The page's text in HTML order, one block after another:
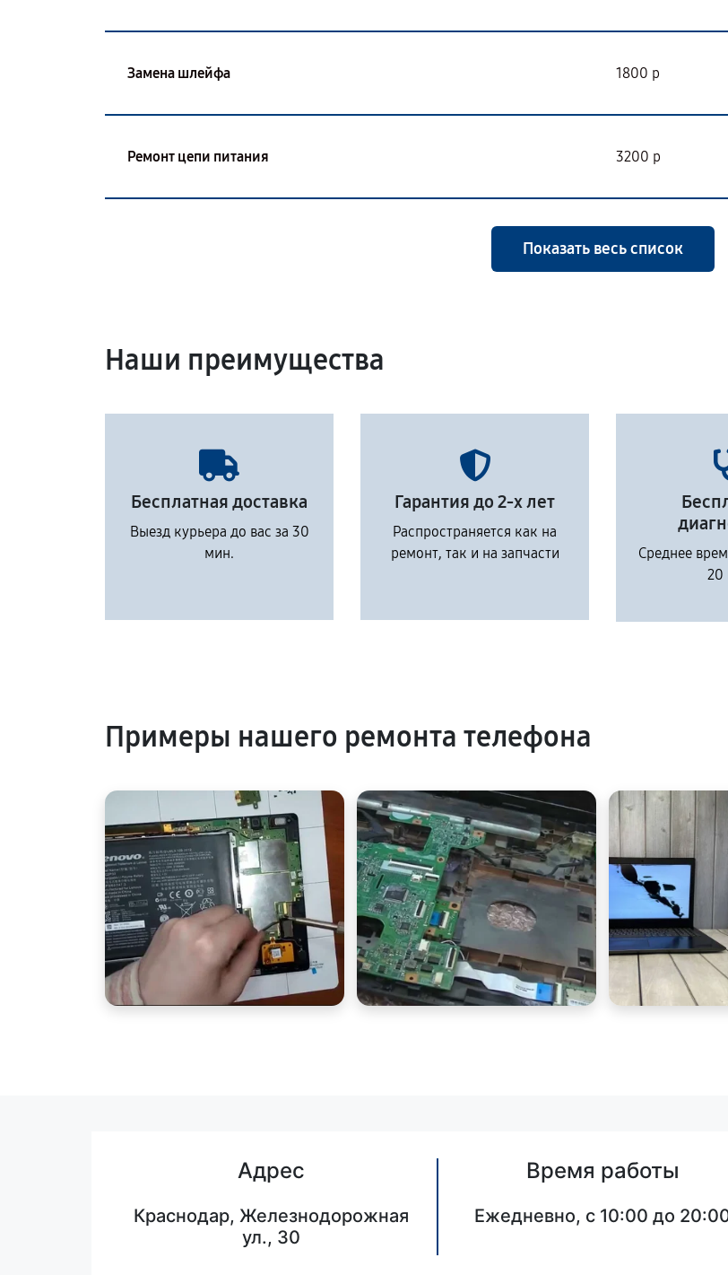
Замена шлейфа 1800 р
Ремонт цепи питания 3200 р
Показать весь список
Наши преимущества
Бесплатная доставка
Выезд курьера до вас за 30
мин.
Гарантия до 2-х лет
Распространяется как на
ремонт, так и на запчасти
Среднее
20
Примеры нашего ремонта телефона
Адрес
Краснодар, Железнодорожная
ул., 30
Время работы
Ежедневно, с 10:00 до